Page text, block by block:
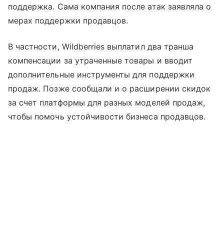
поддержка. Сама компания после атак заявляла о
мерах поддержки продавцов.
В частности, Wildberries выплатил два транша
компенсации за утраченные товары и вводит
дополнительные инструменты для поддержки
продаж. Позже сообщали и о расширении скидок
за счет платформы для разных моделей продаж,
чтобы помочь устойчивости бизнеса продавцов.